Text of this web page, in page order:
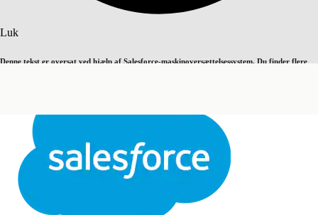
Luk
Denne tekst er oversat ved hjælp af Salesforce-maskinoversættelsessystem. Du finder flere
Luk